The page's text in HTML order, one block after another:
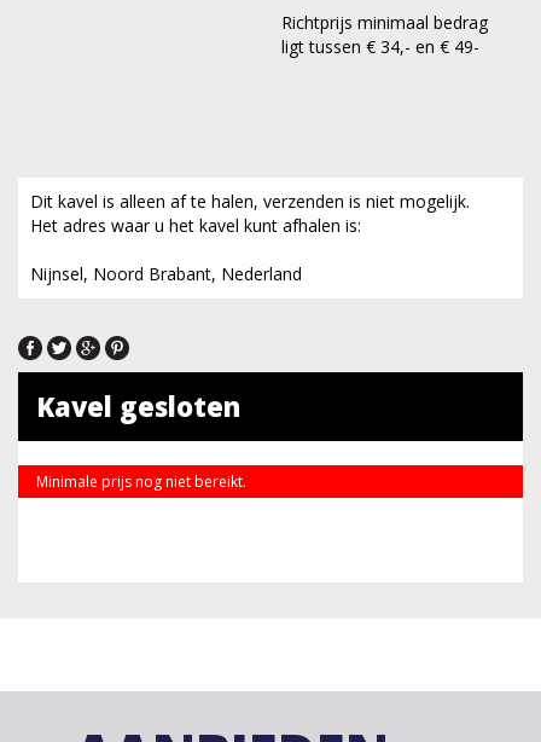
Richtprijs minimaal bedrag
ligt tussen € 34,- en € 49-
Dit kavel is alleen af te halen, verzenden is niet mogelijk.
Het adres waar u het kavel kunt afhalen is:
Nijnsel, Noord Brabant, Nederland
Kavel gesloten
Minimale prijs nog niet bereikt.